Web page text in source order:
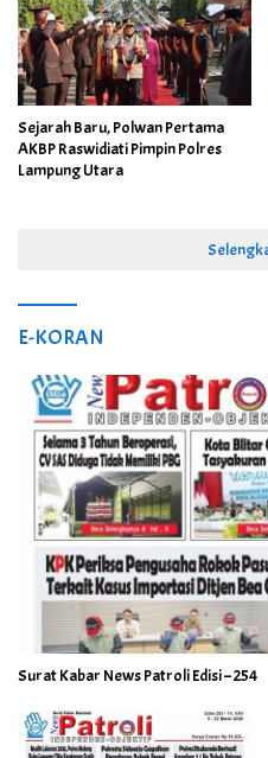
Sejarah Baru, Polwan Pertama
AKBP Raswidiati Pimpin Polres
Lampung Utara
E-KORAN
Surat Kabar News Patroli Edisi – 254